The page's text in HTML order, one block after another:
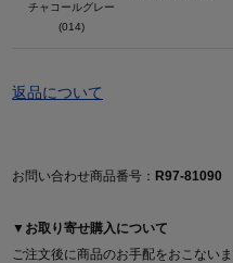
チャコールグレー
(014)
返品について
お問い合わせ商品番号： R97-81090
▼お取り寄せ購入について
ご注文後に商品のお手配をおこない